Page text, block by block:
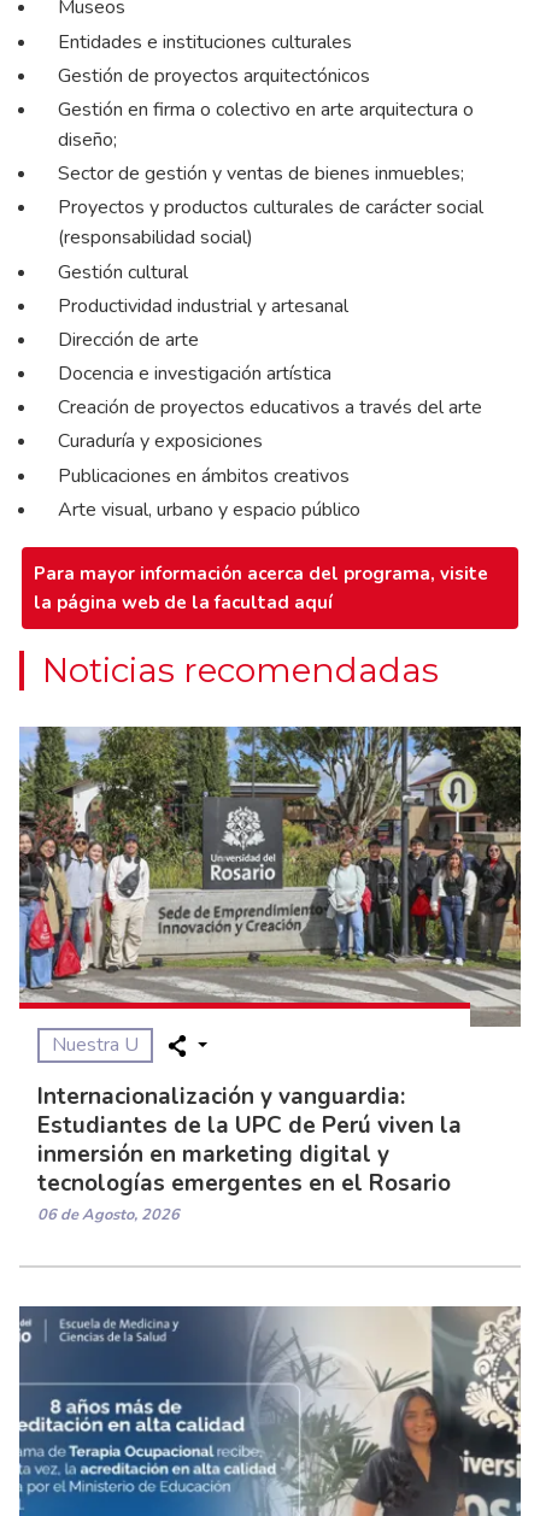
Museos
Entidades e instituciones culturales
Gestión de proyectos arquitectónicos
Gestión en firma o colectivo en arte arquitectura o
diseño;
Sector de gestión y ventas de bienes inmuebles;
Proyectos y productos culturales de carácter social
(responsabilidad social)
Gestión cultural
Productividad industrial y artesanal
Dirección de arte
Docencia e investigación artística
Creación de proyectos educativos a través del arte
Curaduría y exposiciones
Publicaciones en ámbitos creativos
Arte visual, urbano y espacio público
Para mayor información acerca del programa, visite
la página web de la facultad aquí
Noticias recomendadas
Nuestra U
Internacionalización y vanguardia:
Estudiantes de la UPC de Perú viven la
inmersión en marketing digital y
tecnologías emergentes en el Rosario
06 de Agosto, 2026